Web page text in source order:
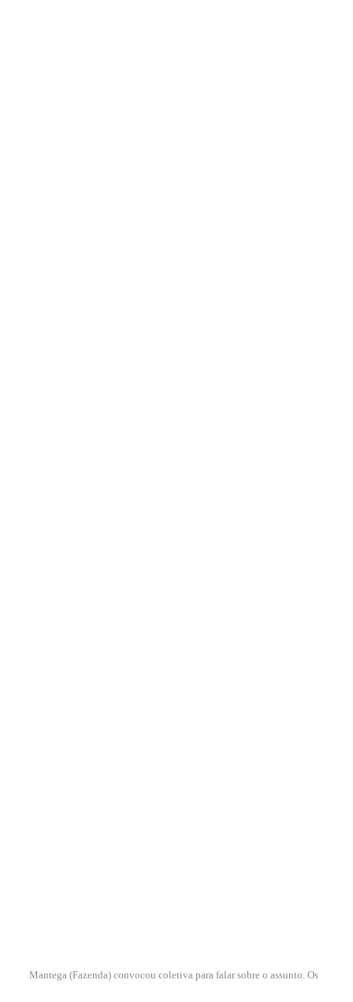
Mantega (Fazenda) convocou coletiva para falar sobre o assunto. Os